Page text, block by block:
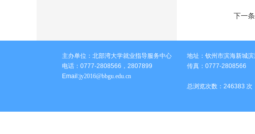
下一条
主办单位：北部湾大学就业指导服务中心
电话：0777-2808566，2807899
Email:jy2016@bbgu.edu.cn
地址：钦州市滨海新城
传真：0777-2808566
总浏览次数： 246383